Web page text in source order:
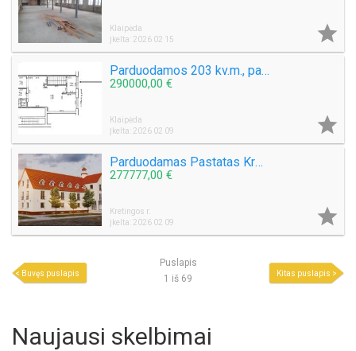
Klaipėda
Įkelta: 2026 02 15

Parduodamos 203 kv.m., patalpos H.Manto g. Klaipėdoje
290000,00 €
Klaipėda
Įkelta: 2026 02 09

Parduodamas Pastatas Kretingos raj. Kurmaičių k. Yra Statybų Leidimas.
277777,00 €
Kretingos r.
Įkelta: 2026 02 09

Buvęs puslapis Kitas puslapis
Puslapis
1 iš 69
Naujausi skelbimai